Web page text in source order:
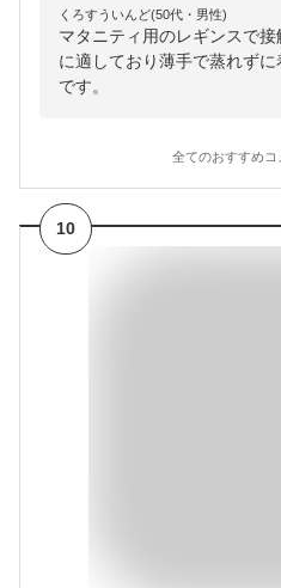
くろすういんど(50代・男性)
マタニティ用のレギンスで
に適しており薄手で蒸れず
です。
全てのおすすめコ
10